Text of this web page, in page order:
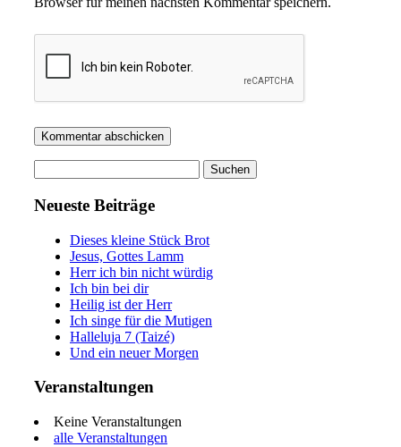
nach:
Neueste Beiträge
Dieses kleine Stück Brot
Jesus, Gottes Lamm
Herr ich bin nicht würdig
Ich bin bei dir
Heilig ist der Herr
Ich singe für die Mutigen
Halleluja 7 (Taizé)
Und ein neuer Morgen
Veranstaltungen
Keine Veranstaltungen
alle Veranstaltungen